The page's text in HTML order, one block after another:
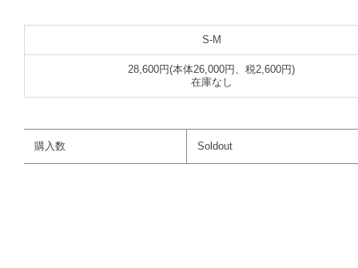
S-M
28,600円(本体26,000円、税2,600円)
在庫なし
購入数 Soldout